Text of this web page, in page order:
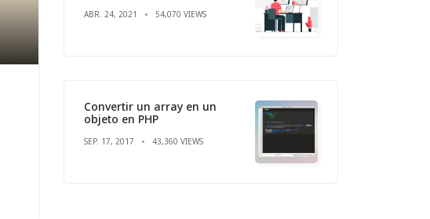
ABR. 24, 2021 54,070 VIEWS
Convertir un array en un
objeto en PHP
SEP. 17, 2017 43,360 VIEWS